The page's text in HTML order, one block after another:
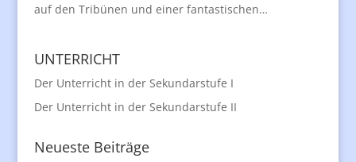
auf den Tribünen und einer fantastischen…
UNTERRICHT
Der Unterricht in der Sekundarstufe I
Der Unterricht in der Sekundarstufe II
Neueste Beiträge